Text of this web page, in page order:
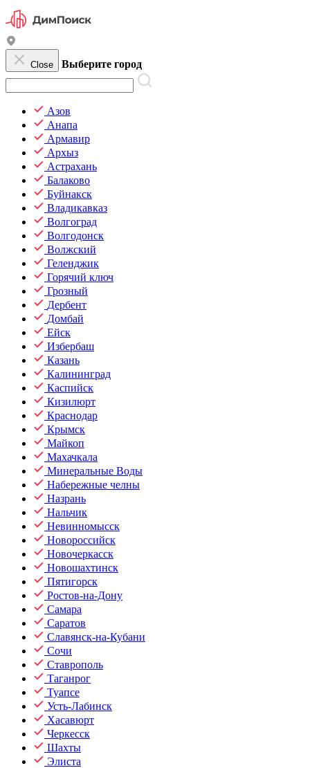
Close Выберите город
Азов
Анапа
Армавир
Архыз
Астрахань
Балаково
Буйнакск
Владикавказ
Волгоград
Волгодонск
Волжский
Геленджик
Горячий ключ
Грозный
Дербент
Домбай
Ейск
Избербаш
Казань
Калининград
Каспийск
Кизилюрт
Краснодар
Крымск
Майкоп
Махачкала
Минеральные Воды
Набережные челны
Назрань
Нальчик
Невинномысск
Новороссийск
Новочеркасск
Новошахтинск
Пятигорск
Ростов-на-Дону
Самара
Саратов
Славянск-на-Кубани
Сочи
Ставрополь
Таганрог
Туапсе
Усть-Лабинск
Хасавюрт
Черкесск
Шахты
Элиста